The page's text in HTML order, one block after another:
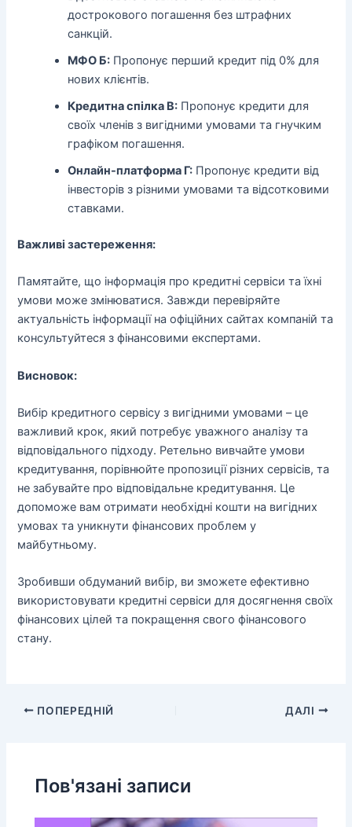
дострокового погашення без штрафних
санкцій.
МФО Б: Пропонує перший кредит під 0% для
нових клієнтів.
Кредитна спілка В: Пропонує кредити для
своїх членів з вигідними умовами та гнучким
графіком погашення.
Онлайн-платформа Г: Пропонує кредити від
інвесторів з різними умовами та відсотковими
ставками.
Важливі застереження:
Памятайте, що інформація про кредитні сервіси та їхні
умови може змінюватися. Завжди перевіряйте
актуальність інформації на офіційних сайтах компаній та
консультуйтеся з фінансовими експертами.
Висновок:
Вибір кредитного сервісу з вигідними умовами – це
важливий крок, який потребує уважного аналізу та
відповідального підходу. Ретельно вивчайте умови
кредитування, порівнюйте пропозиції різних сервісів, та
не забувайте про відповідальне кредитування. Це
допоможе вам отримати необхідні кошти на вигідних
умовах та уникнути фінансових проблем у
майбутньому.
Зробивши обдуманий вибір, ви зможете ефективно
використовувати кредитні сервіси для досягнення своїх
фінансових цілей та покращення свого фінансового
стану.
ПОПЕРЕДНІЙ ДАЛІ
Пов'язані записи